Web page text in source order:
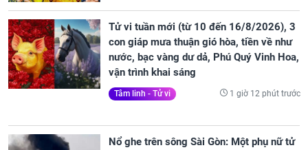
Tử vi tuần mới (từ 10 đến 16/8/2026), 3
con giáp mưa thuận gió hòa, tiền về như
nước, bạc vàng dư dả, Phú Quý Vinh Hoa,
vận trình khai sáng
Tâm linh - Tử vi 1 giờ 12 phút trước
Nổ ghe trên sông Sài Gòn: Một phụ nữ tử